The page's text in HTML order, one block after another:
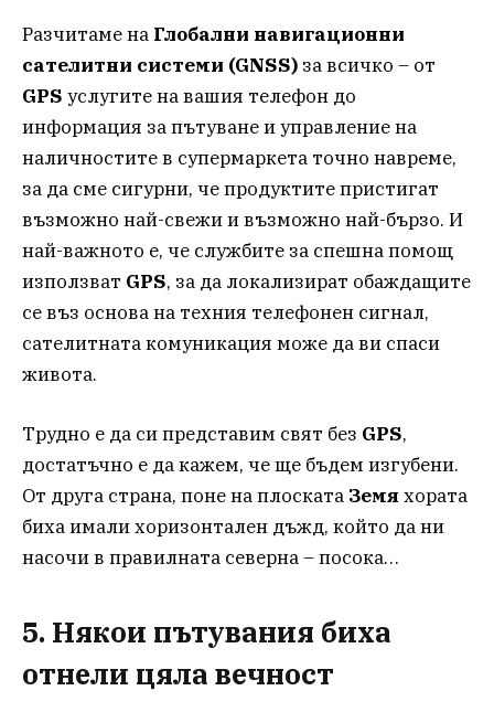
Разчитаме на Глобални навигационни
сателитни системи (GNSS) за всичко – от
GPS услугите на вашия телефон до
информация за пътуване и управление на
наличностите в супермаркета точно навреме,
за да сме сигурни, че продуктите пристигат
възможно най-свежи и възможно най-бързо. И
най-важното е, че службите за спешна помощ
използват GPS, за да локализират обаждащите
се въз основа на техния телефонен сигнал,
сателитната комуникация може да ви спаси
живота.
Трудно е да си представим свят без GPS,
достатъчно е да кажем, че ще бъдем изгубени.
От друга страна, поне на плоската Земя хората
биха имали хоризонтален дъжд, който да ни
насочи в правилната северна – посока…
5. Някои пътувания биха
отнели цяла вечност